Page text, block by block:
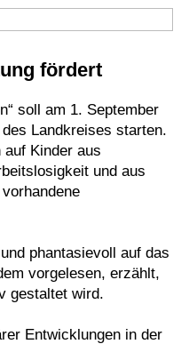
fördert
soll am 1. September
Landkreises starten.
Kinder aus
und aus
phantasievoll auf das
vorgelesen, erzählt,
gestaltet wird.
Entwicklungen in der